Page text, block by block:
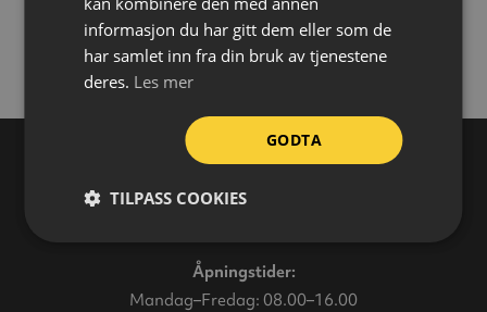
Åpningstider:
Mandag–Fredag: 08.00–16.00
informasjon du har gitt dem eller som de
har samlet inn fra din bruk av tjenestene
deres. Les mer
GODTA
TILPASS COOKIES